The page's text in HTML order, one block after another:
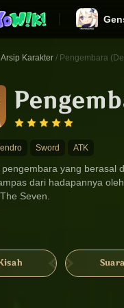
Arsip Karakter / Pengembara
Sword ATK
pengembara yang berasal
dari hadapannya
Seven.
Suara